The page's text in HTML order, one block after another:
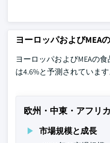
ヨーロッパおよびMEA
ヨーロッパおよびMEAの
は4.6%と予測されていま
欧州・中東・アフリ
市場規模と成長